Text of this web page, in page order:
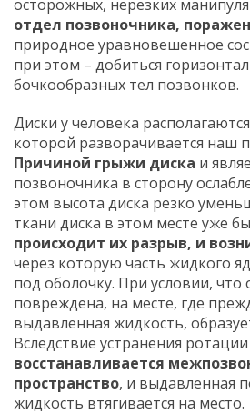
осторожных, нерезких
отдел позвоночника,
природное уравновешенное
при этом – добиться
бочкообразных тел позвонков.
Диски у человека
которой разворачивается наш
Причиной грыжи диска и
позвоночника в сторону
этом высота диска резко
ткани диска в этом месте уже
происходит их разрыв, и
через которую часть жидкого
под оболочку. При условии, что
повреждена, на месте, где
выдавленная жидкость,
Вследствие устранения ротации
восстанавливается
пространство, и выдавленная
жидкость втягивается на место.